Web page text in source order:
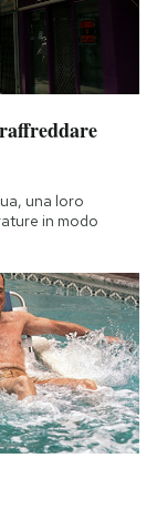
una loro
in modo